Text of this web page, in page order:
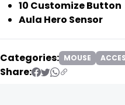
10 Customize Button
Aula Hero Sensor
Categories: MOUSE
Share: